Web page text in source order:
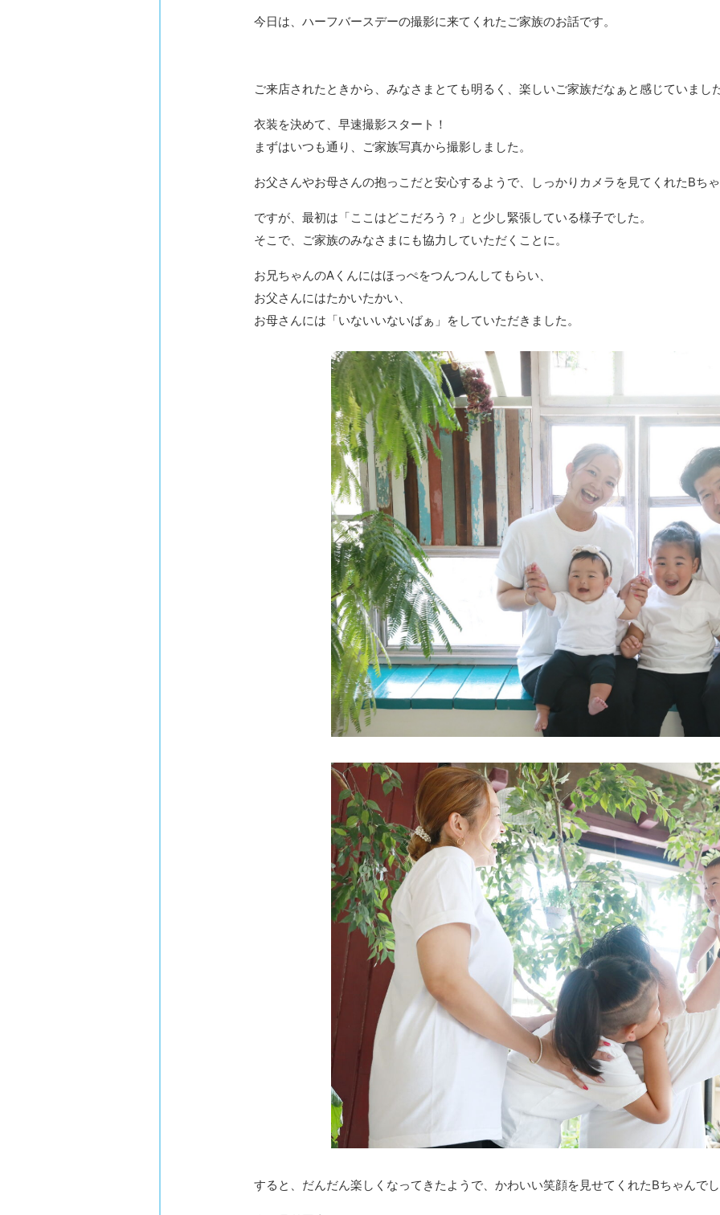
今日は、ハーフバースデーの撮影に来てくれたご家族のお話です。
ご来店されたときから、みなさまとても明るく、楽しいご家族だなぁと感じていました
衣装を決めて、早速撮影スタート！
まずはいつも通り、ご家族写真から撮影しました。
お父さんやお母さんの抱っこだと安心するようで、しっかりカメラを見てくれたBちゃ
ですが、最初は「ここはどこだろう？」と少し緊張している様子でした。
そこで、ご家族のみなさまにも協力していただくことに。
お兄ちゃんのAくんにはほっぺをつんつんしてもらい、
お父さんにはたかいたかい、
お母さんには「いないいないばぁ」をしていただきました。
すると、だんだん楽しくなってきたようで、かわいい笑顔を見せてくれたBちゃんでし